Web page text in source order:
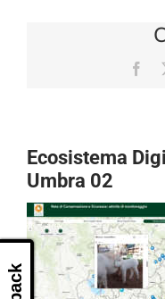
Ecosistema
Umbra 02